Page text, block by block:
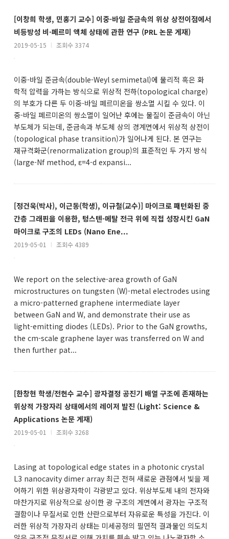
[이창희 학생, 민홍기 교수] 이중-바일 준금속의 위상 상전이점에서
비등방성 비-페르미 액체 상태에 관한 연구 (PRL 논문 게재)
2019-05-15 l 조회수 3374
이중-바일 준금속(double-Weyl semimetal)에 물리적 혹은 화
학적 압력을 가하는 방식으로 위상적 전하(topological charge)
의 부호가 다른 두 이중-바일 페르미온을 쌍소멸 시킬 수 있다. 이
중-바일 페르미온의 쌍소멸이 일어난 후에는 물질이 준금속이 아닌
부도체가 되는데, 준금속과 부도체 상의 경계면에서 위상적 상전이
(topological phase transition)가 일어나게 된다. 본 연구는
재규격화군(renormalization group)의 표준적인 두 가지 방식
(large-Nf method, ε=4-d expansi...
[정건욱(박사), 이근동(학생), 이규철(교수)] 마이크로 패턴화된 중
간층 그래핀을 이용한, 텅스텐-메탈 전극 위에 직접 성장시킨 GaN
마이크로 구조의 LEDs (Nano Ene...
2019-05-01 l 조회수 4389
We report on the selective-area growth of GaN
microstructures on tungsten (W)-metal electrodes using
a micro-patterned graphene intermediate layer
between GaN and W, and demonstrate their use as
light-emitting diodes (LEDs). Prior to the GaN growths,
the cm-scale graphene layer was transferred on W and
then further pat...
[한창현 학생/전헌수 교수] 광자결정 공진기 배열 구조에 존재하는
위상적 가장자리 상태에서의 레이저 발진 (Light: Science &
Applications 논문 게재)
2019-05-01 l 조회수 3268
Lasing at topological edge states in a photonic crystal
L3 nanocavity dimer array 최근 전혀 새로운 관점에서 빛을 제
어하기 위한 위상광자학이 각광받고 있다. 위상부도체 내의 전자와
마찬가지로 위상적으로 상이한 광 구조의 계면에서 광자는 구조적
결함이나 무질서로 인한 산란으로부터 자유로운 특성을 가진다. 이
러한 위상적 가장자리 상태는 미세공정의 필연적 결과물인 의도치